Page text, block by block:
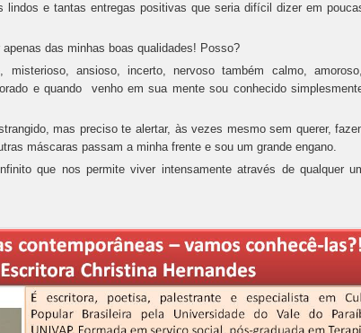
lindos e tantas entregas positivas que seria difícil dizer em
das minhas boas qualidades! Posso?
misterioso, ansioso, incerto, nervoso também calmo,
e quando venho em sua mente sou conhecido
mas preciso te alertar, às vezes mesmo sem querer,
máscaras passam a minha frente e sou um grande engano.
que nos permite viver intensamente através de qualquer